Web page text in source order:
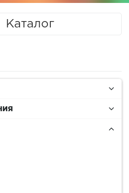
Каталог